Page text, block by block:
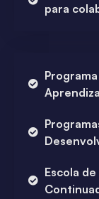
para
Escola